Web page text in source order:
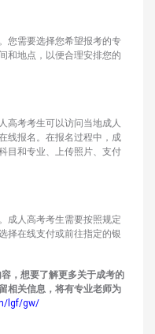
您需要选择您希望报考的专
和地点，以便合理安排您的
高考考生可以访问当地成人
线报名。在报名过程中，成
目和专业、上传照片、支付
成人高考考生需要按照规定
择在线支付或前往指定的银
，想要了解更多关于成考的
相关信息，将有专业老师为
lgf/gw/